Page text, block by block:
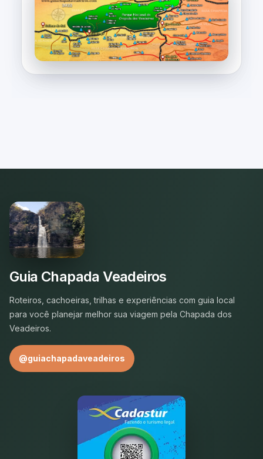
Guia Chapada Veadeiros
Roteiros, cachoeiras, trilhas e experiências com guia local
para você planejar melhor sua viagem pela Chapada dos
Veadeiros.
@guiachapadaveadeiros